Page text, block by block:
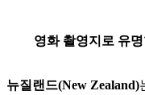
영화 촬영지로 유
뉴질랜드(New Zealand)